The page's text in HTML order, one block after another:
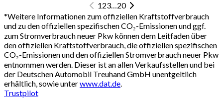
123…20
*Weitere Informationen zum offiziellen Kraftstoffverbrauch
und zu den offiziellen spezifischen CO₂-Emissionen und ggf.
zum Stromverbrauch neuer Pkw können dem Leitfaden über
den offiziellen Kraftstoffverbrauch, die offiziellen spezifischen
CO₂-Emissionen und den offiziellen Stromverbrauch neuer Pkw
entnommen werden. Dieser ist an allen Verkaufsstellen und bei
der Deutschen Automobil Treuhand GmbH unentgeltlich
erhältlich, sowie unterwww.dat.de
Trustpilot